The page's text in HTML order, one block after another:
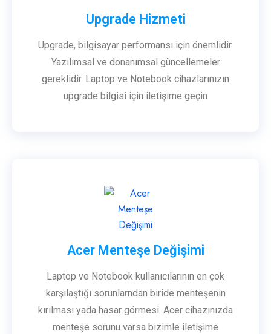
Upgrade Hizmeti
Upgrade, bilgisayar performansı için önemlidir.
Yazılımsal ve donanımsal güncellemeler
gereklidir. Laptop ve Notebook cihazlarınızın
upgrade bilgisi için iletişime geçin
Acer Menteşe Değişimi
Laptop ve Notebook kullanıcılarının en çok
karşılaştığı sorunlarndan biride menteşenin
kırılması yada hasar görmesi. Acer cihazınızda
menteşe sorunu varsa bizimle iletişime